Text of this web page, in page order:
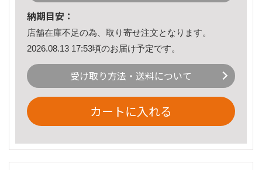
納期目安：
店舗在庫不足の為、取り寄せ注文となります。
2026.08.13 17:53頃のお届け予定です。
受け取り方法・送料について
カートに入れる